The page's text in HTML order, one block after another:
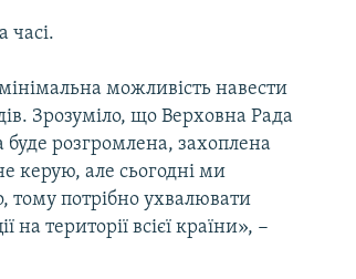
часі.
можливість навести
Зрозуміло, що Верховна Рада
розгромлена, захоплена
керую, але сьогодні ми
тому потрібно ухвалювати
території всієї країни», −